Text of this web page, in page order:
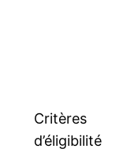
Critères
d’éligibilité